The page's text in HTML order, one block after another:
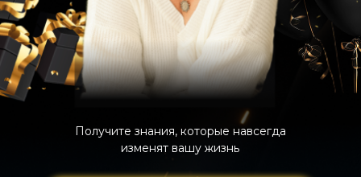
Получите знания, которые навсегда
изменят вашу жизнь